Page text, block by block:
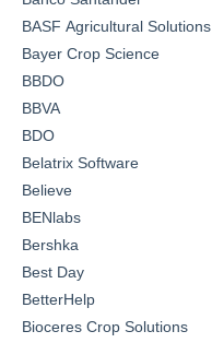
BASF Agricultural Solutions
Bayer Crop Science
BBDO
BBVA
BDO
Belatrix Software
Believe
BENlabs
Bershka
Best Day
BetterHelp
Bioceres Crop Solutions